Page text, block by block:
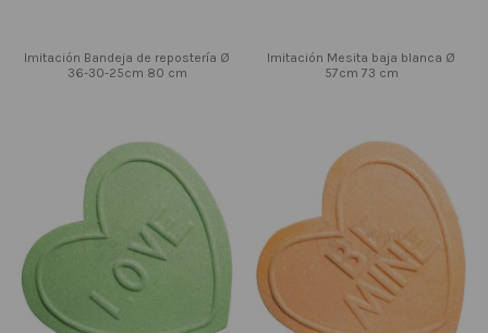
Imitación Bandeja de repostería Ø
36-30-25cm 80 cm
Imitación Mesita baja blanca Ø
57cm 73 cm